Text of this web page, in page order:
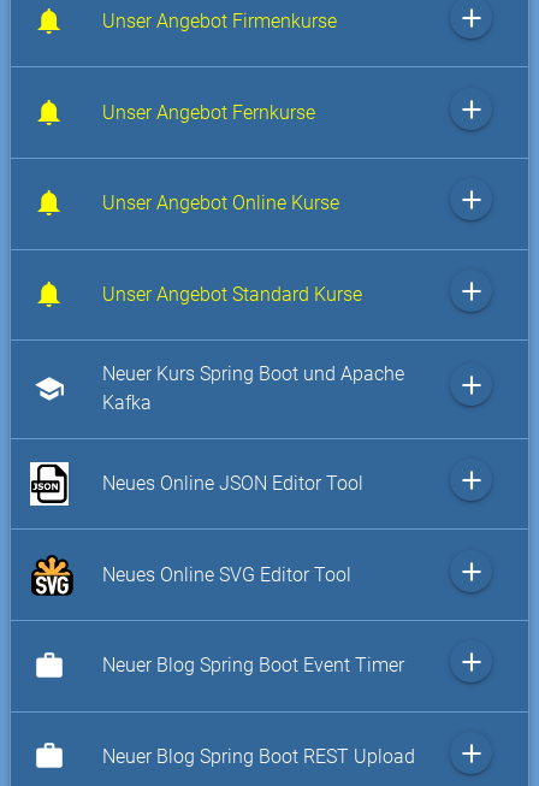
Unser Angebot Firmenkurse add
Unser Angebot Fernkurse add
Unser Angebot Online Kurse add
Unser Angebot Standard Kurse add
school
Neuer Kurs Spring Boot und Apache
Kafka
add
Neues Online JSON Editor Tool add
Neues Online SVG Editor Tool add
work Neuer Blog Spring Boot Event Timer add
work Neuer Blog Spring Boot REST Upload add